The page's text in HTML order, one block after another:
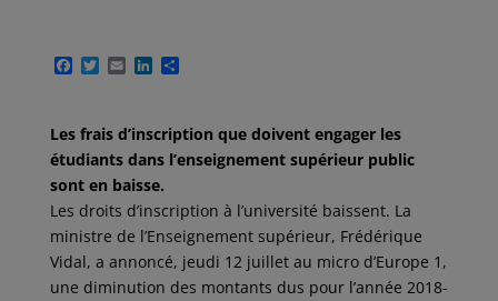
F
b
o
o
k
T
t
e
r
E
l
L
e
d
I
n
P
a
g
e
Les frais d’inscription que doivent engager les
étudiants dans l’enseignement supérieur public
sont en baisse.
Les droits d’inscription à l’université baissent. La
ministre de l’Enseignement supérieur, Frédérique
Vidal, a annoncé, jeudi 12 juillet au micro d’Europe 1,
une diminution des montants dus pour l’année 2018-